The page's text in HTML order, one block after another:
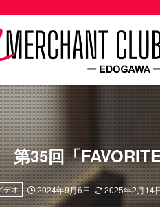
第35回「
デオ 2024年9月6日 2025年2月14